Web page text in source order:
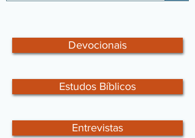
Devocionais
Estudos Bíblicos
Entrevistas